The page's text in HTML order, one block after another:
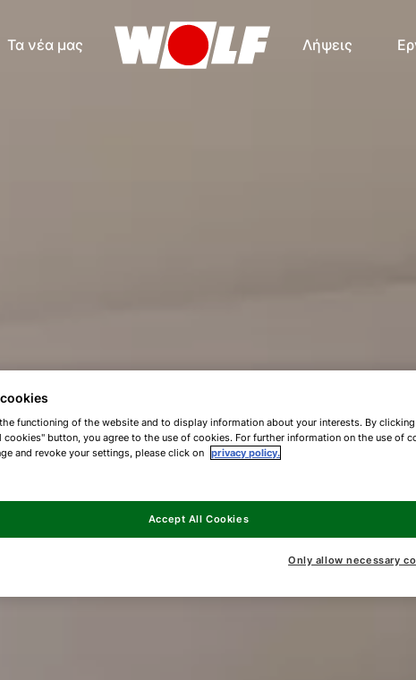
Τα νέα μας Λήψεις
functioning of the website and to display information about your interests. By
cookies" button, you agree to the use of cookies. For further information on the use of
and revoke your settings, please click on privacy policy.
Only allow necessary
Accept All Cookies